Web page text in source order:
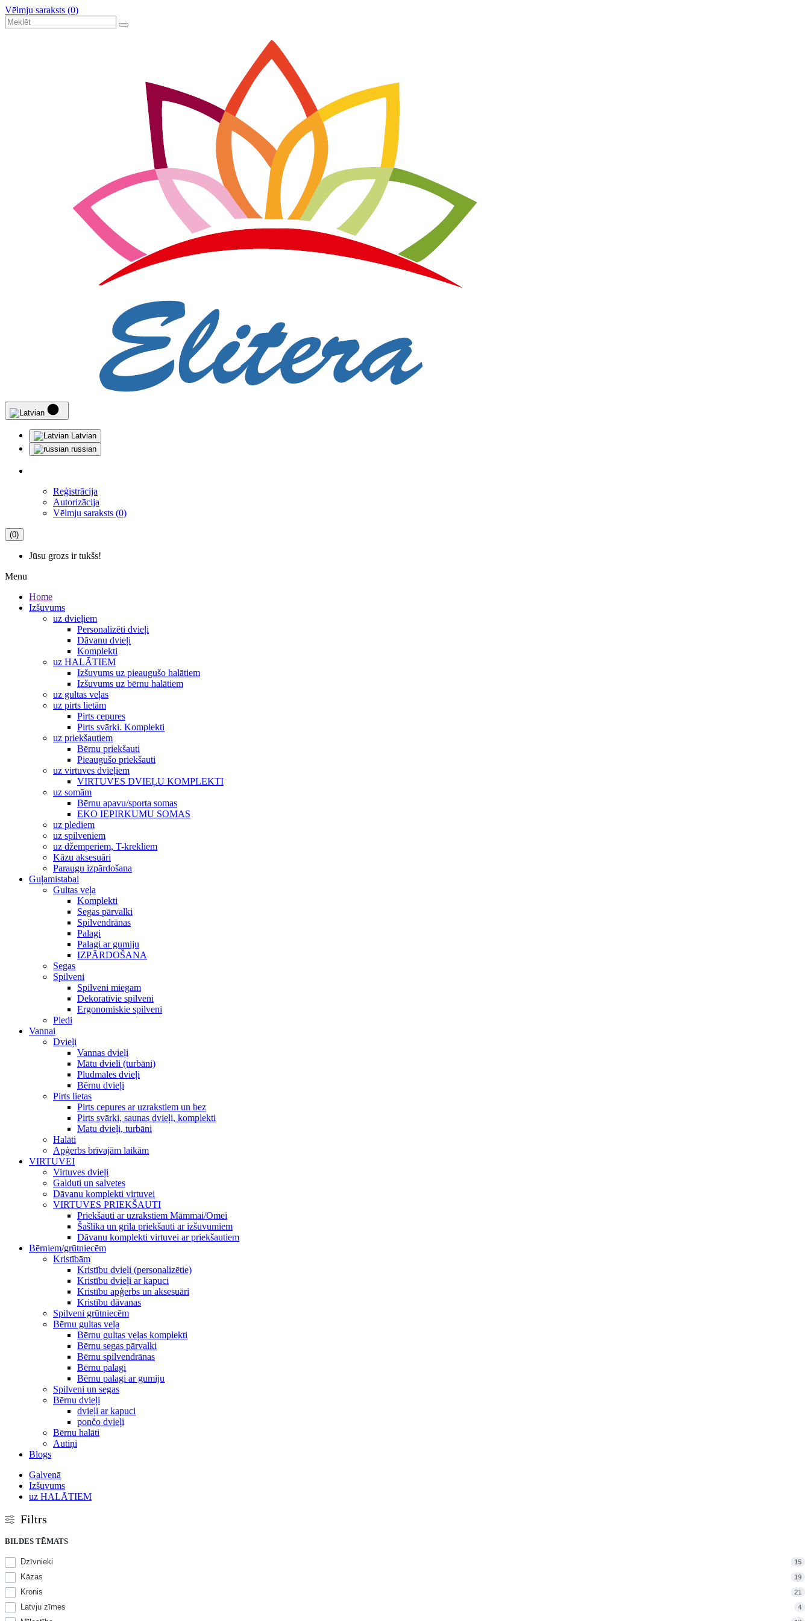
Vēlmju saraksts (0)
Latvian
russian
Reģistrācija
Autorizācija
Vēlmju saraksts (0)
(0)
Jūsu grozs ir tukšs!
Menu
Home
Izšuvums
uz dvieļiem
Personalizēti dvieļi
Dāvanu dvieļi
Komplekti
uz HALĀTIEM
Izšuvums uz pieaugušo halātiem
Izšuvums uz bērnu halātiem
uz gultas veļas
uz pirts lietām
Pirts cepures
Pirts svārki. Komplekti
uz priekšautiem
Bērnu priekšauti
Pieaugušo priekšauti
uz virtuves dvieļiem
VIRTUVES DVIEĻU KOMPLEKTI
uz somām
Bērnu apavu/sporta somas
EKO IEPIRKUMU SOMAS
uz plediem
uz spilveniem
uz džemperiem, T-krekliem
Kāzu aksesuāri
Paraugu izpārdošana
Guļamistabai
Gultas veļa
Komplekti
Segas pārvalki
Spilvendrānas
Palagi
Palagi ar gumiju
IZPĀRDOŠANA
Segas
Spilveni
Spilveni miegam
Dekoratīvie spilveni
Ergonomiskie spilveni
Pledi
Vannai
Dvieļi
Vannas dvieļi
Mātu dvieli (turbāni)
Pludmales dvieļi
Bērnu dvieļi
Pirts lietas
Pirts cepures ar uzrakstiem un bez
Pirts svārki, saunas dvieļi, komplekti
Matu dvieļi, turbāni
Halāti
Apģerbs brīvajām laikām
VIRTUVEI
Virtuves dvieļi
Galduti un salvetes
Dāvanu komplekti virtuvei
VIRTUVES PRIEKŠAUTI
Priekšauti ar uzrakstiem Māmmai/Omei
Šašlika un grila priekšauti ar izšuvumiem
Dāvanu komplekti virtuvei ar priekšautiem
Bērniem/grūtniecēm
Kristībām
Kristību dvieļi (personalizētie)
Kristību dvieļi ar kapuci
Kristību apģerbs un aksesuāri
Kristību dāvanas
Spilveni grūtniecēm
Bērnu gultas veļa
Bērnu gultas veļas komplekti
Bērnu segas pārvalki
Bērnu spilvendrānas
Bērnu palagi
Bērnu palagi ar gumiju
Spilveni un segas
Bērnu dvieļi
dvieļi ar kapuci
pončo dvieļi
Bērnu halāti
Autiņi
Blogs
Galvenā
Izšuvums
uz HALĀTIEM
Filtrs
BILDES TĒMATS
Dzīvnieki 15
Kāzas 19
Kronis 21
Latvju zīmes 4